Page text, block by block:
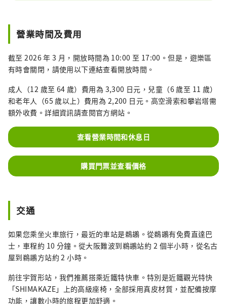
營業時間及費用
截至 2026 年 3 月，開放時間為 10:00 至 17:00。但是，遊樂區
有時會關閉，請使用以下連結查看開放時間。
成人（12 歲至 64 歲）費用為 3,300 日元，兒童（6 歲至 11 歲）
和老年人（65 歲以上）費用為 2,200 日元。高空滑索和攀岩塔需
額外收費。詳細資訊請查閱官方網站。
查看營業時間和休息日
購買門票並查看價格
交通
如果您乘坐火車旅行，最近的車站是鵜鶘。從鵜鶘有免費直達巴
士，車程約 10 分鐘。從大阪難波到鵜鶘站約 2 個半小時，從名古
屋到鵜鶘方站約 2 小時。
前往宇賀形站，我們推薦搭乘近鐵特快車。特別是近鐵觀光特快
「SHIMAKAZE」上的高級座椅，全部採用真皮材質，並配備按摩
功能，讓數小時的旅程更加舒適。